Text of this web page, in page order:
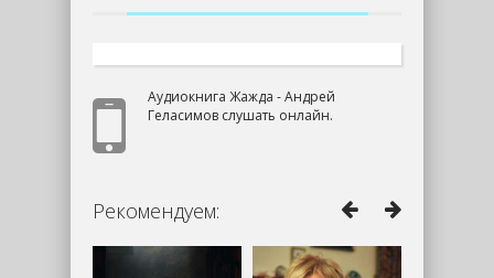
Аудиокнига Жажда - Андрей
Геласимов слушать онлайн.
Рекомендуем: